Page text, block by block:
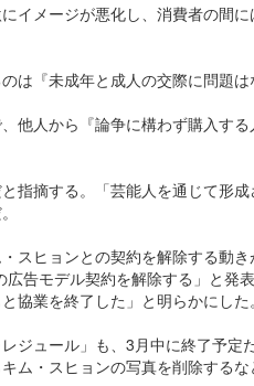
イメージが悪化し、消費者の間
は『未成年と成人の交際に問題
他人から『論争に構わず購入す
指摘する。「芸能人を通じて形
スヒョンとの契約を解除する動
告モデル契約を解除する」と発
協業を終了した」と明らかにした。
ジュール」も、3月中に終了予
ム・スヒョンの写真を削除するな